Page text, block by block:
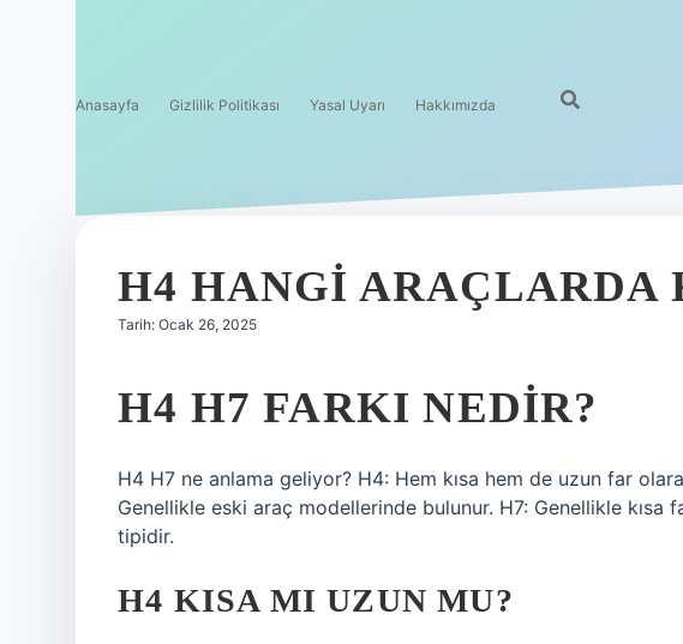
Anasayfa Gizlilik Politikası Yasal Uyarı Hakkımızda
H4 HANGI
Tarih: Ocak 26, 2025
H4 H7 FARKI NEDIR?
H4 H7 ne anlama geliyor? H4: Hem kısa hem de uzun far
Genellikle eski araç modellerinde bulunur. H7: Genellikle kısa
tipidir.
H4 KISA MI UZUN MU?